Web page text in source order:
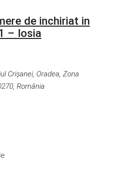
de inchiriat in
– Iosia
Crișanei, Oradea, Zona
România